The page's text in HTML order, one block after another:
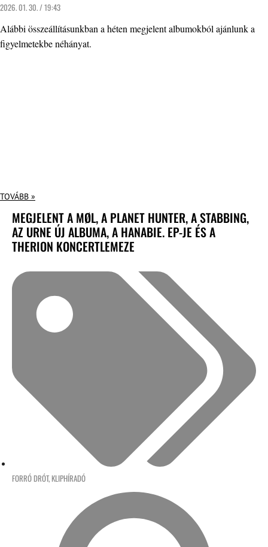
2026. 01. 30. / 19:43
Alábbi összeállításunkban a héten megjelent albumokból ajánlunk a
figyelmetekbe néhányat.
TOVÁBB »
MEGJELENT A MØL, A PLANET HUNTER, A STABBING,
AZ URNE ÚJ ALBUMA, A HANABIE. EP-JE ÉS A
THERION KONCERTLEMEZE
FORRÓ DRÓT, KLIPHÍRADÓ